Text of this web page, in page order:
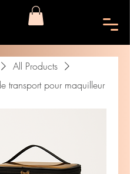
All Products
transport pour maquilleur